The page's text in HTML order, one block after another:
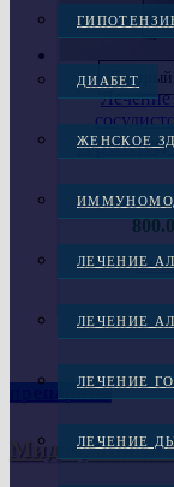
ДИАБЕТ
ЖЕНСКОЕ
ЛЕЧЕНИЕ
ЛЕЧЕНИЕ
ЛЕЧЕНИЕ
ЛЕЧЕНИЕ
Лечение
Эринит,
В
препараты
Мидзо, капли